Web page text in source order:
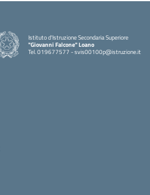
Istituto d'Istruzione Secondaria Superiore
"Giovanni Falcone" Loano
Tel. 019677577 - svis00100p@istruzione.it
— Visita la pagina iniziale della scuola